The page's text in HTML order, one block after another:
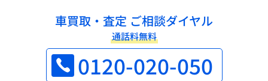
車買取・査定 ご相談ダイヤル
通話料無料
0120-020-050